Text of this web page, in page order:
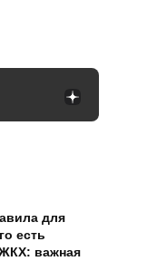
для
есть
важная